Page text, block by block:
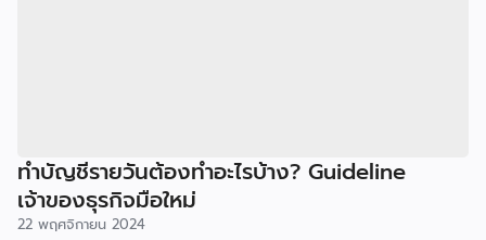
ทำบัญชีรายวันต้องทำอะไรบ้าง? Guideline
เจ้าของธุรกิจมือใหม่
22 พฤศจิกายน 2024